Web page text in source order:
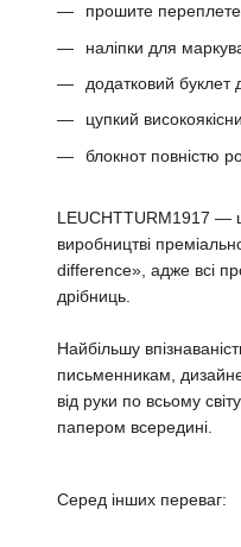
прошите
наліпки для
додатковий буклет
цупкий
блокнот повністю
LEUCHTTURM1917 —
виробництві
difference», адже всі
дрібниць.
Найбільшу
письменникам,
від руки по всьому
папером всередині.
Серед інших переваг: